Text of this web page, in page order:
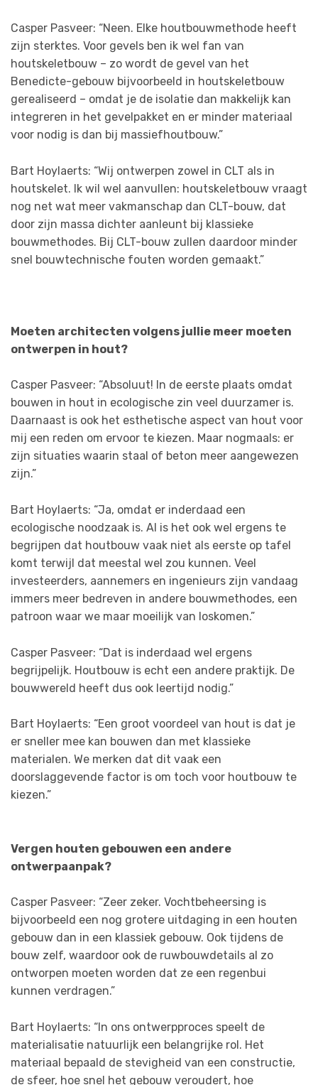
Casper Pasveer: “Neen. Elke houtbouwmethode heeft
zijn sterktes. Voor gevels ben ik wel fan van
houtskeletbouw – zo wordt de gevel van het
Benedicte-gebouw bijvoorbeeld in houtskeletbouw
gerealiseerd – omdat je de isolatie dan makkelijk kan
integreren in het gevelpakket en er minder materiaal
voor nodig is dan bij massiefhoutbouw.”
Bart Hoylaerts: “Wij ontwerpen zowel in CLT als in
houtskelet. Ik wil wel aanvullen: houtskeletbouw vraagt
nog net wat meer vakmanschap dan CLT-bouw, dat
door zijn massa dichter aanleunt bij klassieke
bouwmethodes. Bij CLT-bouw zullen daardoor minder
snel bouwtechnische fouten worden gemaakt.”
Moeten architecten volgens jullie meer moeten
ontwerpen in hout?
Casper Pasveer: “Absoluut! In de eerste plaats omdat
bouwen in hout in ecologische zin veel duurzamer is.
Daarnaast is ook het esthetische aspect van hout voor
mij een reden om ervoor te kiezen. Maar nogmaals: er
zijn situaties waarin staal of beton meer aangewezen
zijn.”
Bart Hoylaerts: “Ja, omdat er inderdaad een
ecologische noodzaak is. Al is het ook wel ergens te
begrijpen dat houtbouw vaak niet als eerste op tafel
komt terwijl dat meestal wel zou kunnen. Veel
investeerders, aannemers en ingenieurs zijn vandaag
immers meer bedreven in andere bouwmethodes, een
patroon waar we maar moeilijk van loskomen.”
Casper Pasveer: “Dat is inderdaad wel ergens
begrijpelijk. Houtbouw is echt een andere praktijk. De
bouwwereld heeft dus ook leertijd nodig.”
Bart Hoylaerts: “Een groot voordeel van hout is dat je
er sneller mee kan bouwen dan met klassieke
materialen. We merken dat dit vaak een
doorslaggevende factor is om toch voor houtbouw te
kiezen.”
Vergen houten gebouwen een andere
ontwerpaanpak?
Casper Pasveer: “Zeer zeker. Vochtbeheersing is
bijvoorbeeld een nog grotere uitdaging in een houten
gebouw dan in een klassiek gebouw. Ook tijdens de
bouw zelf, waardoor ook de ruwbouwdetails al zo
ontworpen moeten worden dat ze een regenbui
kunnen verdragen.”
Bart Hoylaerts: “In ons ontwerpproces speelt de
materialisatie natuurlijk een belangrijke rol. Het
materiaal bepaald de stevigheid van een constructie,
de sfeer, hoe snel het gebouw veroudert, hoe